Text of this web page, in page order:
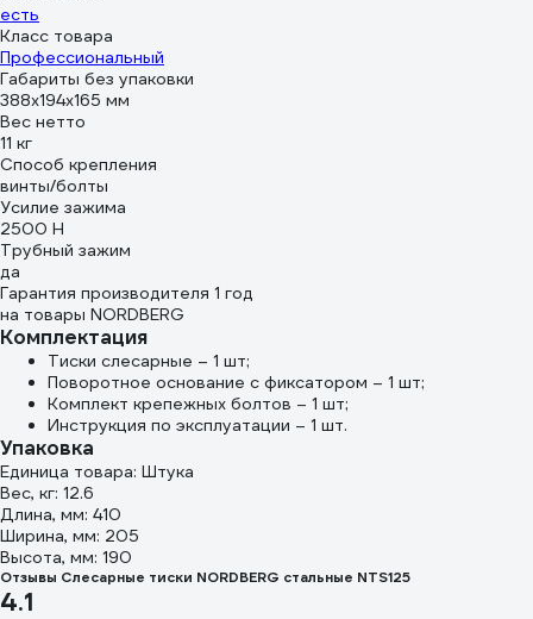
есть
Класс товара
Профессиональный
Габариты без упаковки
388x194x165 мм
Вес нетто
11 кг
Способ крепления
винты/болты
Усилие зажима
2500 Н
Трубный зажим
да
Гарантия производителя 1 год
на товары NORDBERG
Комплектация
Тиски слесарные – 1 шт;
Поворотное основание с фиксатором – 1 шт;
Комплект крепежных болтов – 1 шт;
Инструкция по эксплуатации – 1 шт.
Упаковка
Единица товара: Штука
Вес, кг: 12.6
Длина, мм: 410
Ширина, мм: 205
Высота, мм: 190
Отзывы Слесарные тиски NORDBERG стальные NTS125
4.1